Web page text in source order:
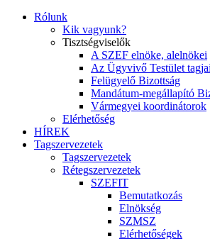
Rólunk
Kik vagyunk?
Tisztségviselők
A SZEF elnöke, alelnökei
Az Ügyvivő Testület
Felügyelő Bizottság
Mandátum-megállapító
Vármegyei koordinátorok
Elérhetőség
HÍREK
Tagszervezetek
Tagszervezetek
Rétegszervezetek
SZEFIT
Bemutatkozás
Elnökség
SZMSZ
Elérhetőségek